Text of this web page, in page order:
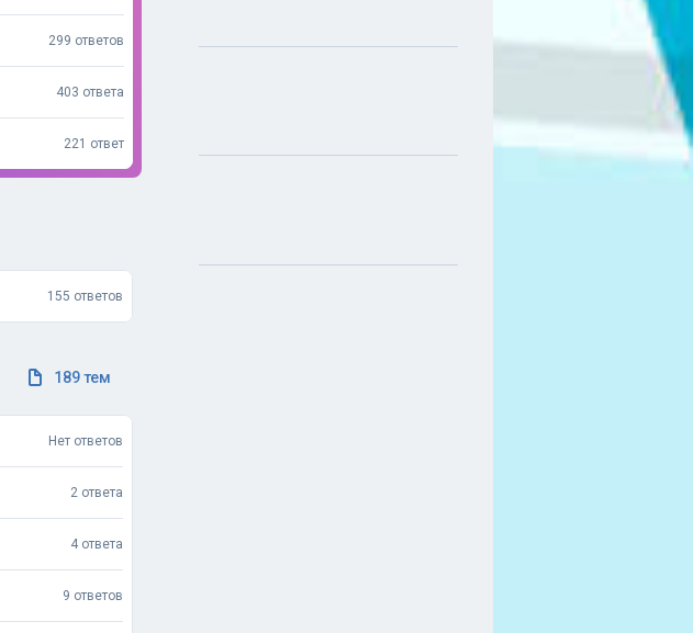
299 ответов
403 ответа
221 ответ
155 ответов
189 тем
Нет ответов
2 ответа
4 ответа
9 ответов